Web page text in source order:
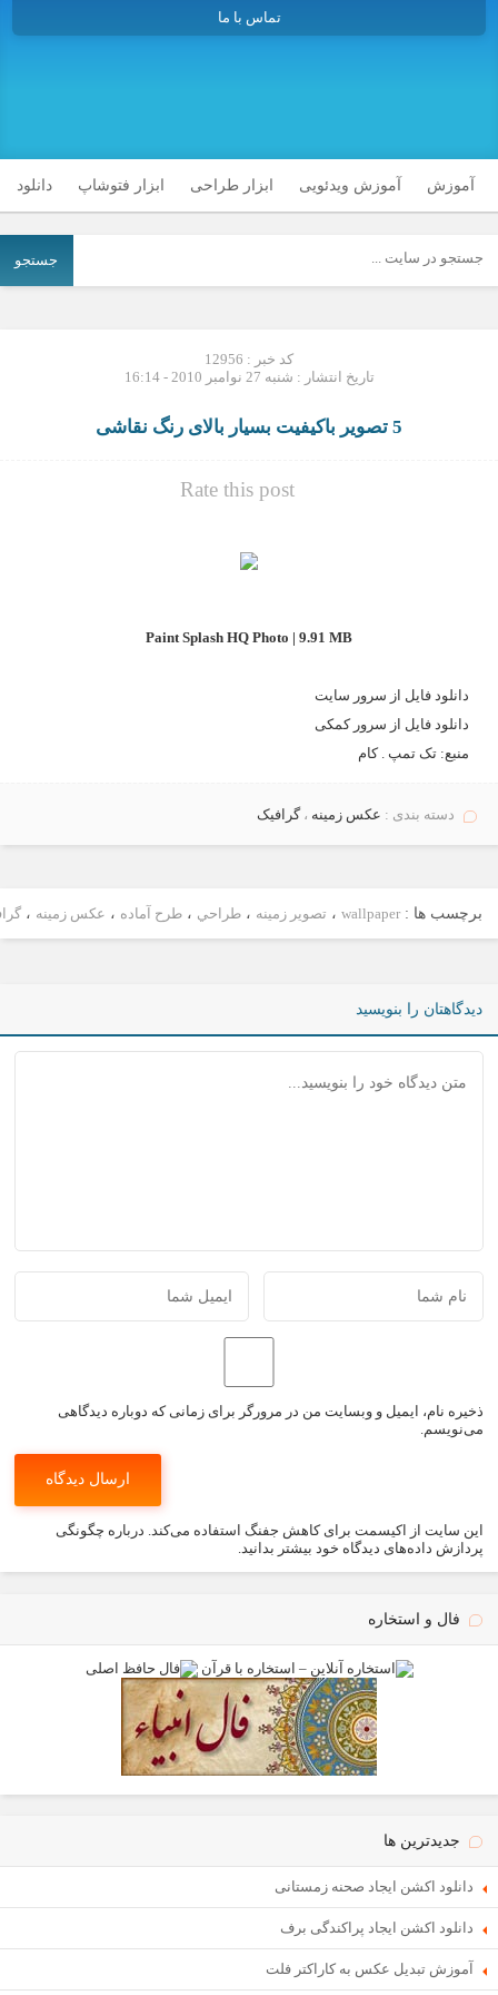
تماس با ما
آموزش آموزش ویدئویی ابزار طراحی ابزار فتوشاپ دانلود
جستجو
کد خبر : 12956
تاریخ انتشار : شنبه 27 نوامبر 2010 - 16:14
5 تصویر باکیفیت بسیار بالای رنگ نقاشی
Rate this post
Paint Splash HQ Photo | 9.91 MB
دانلود فايل از سرور سايت
دانلود فایل از سرور کمکی
منبع: تک تمپ . کام
دسته بندی : عكس زمينه ،گرافیک
برچسب ها : wallpaper ، تصویر زمینه ، طراحي ، طرح آماده ، عکس زمینه ،
دیدگاهتان را بنویسید
ذخیره نام، ایمیل و وبسایت من در مرورگر برای زمانی که دوباره دیدگاهی
می‌نویسم.
این سایت از اکیسمت برای کاهش جفنگ استفاده می‌کند. درباره چگونگی
پردازش داده‌های دیدگاه خود بیشتر بدانید.
فال و استخاره
جدیدترین ها
دانلود اکشن ایجاد صحنه زمستانی
دانلود اکشن ایجاد پراکندگی برف
آموزش تبدیل عکس به کاراکتر فلت